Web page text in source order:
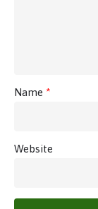
Name *
Website